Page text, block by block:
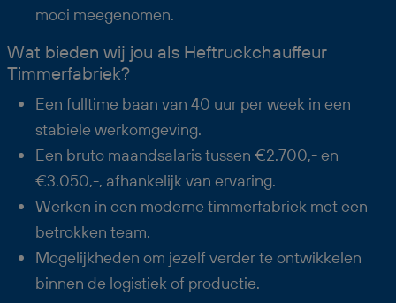
mooi meegenomen.
Wat bieden wij jou als Heftruckchauffeur
Timmerfabriek?
Een fulltime baan van 40 uur per week in een
stabiele werkomgeving.
Een bruto maandsalaris tussen €2.700,- en
€3.050,-, afhankelijk van ervaring.
Werken in een moderne timmerfabriek met een
betrokken team.
Mogelijkheden om jezelf verder te ontwikkelen
binnen de logistiek of productie.